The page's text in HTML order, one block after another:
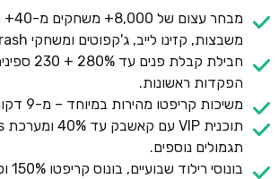
מבחר
משבצות, קזינו לייב, ג'קפוטים ומשחקי crash.
הפקדות ראשונות.
משיכות קריפטו מהירות במיוחד – מ-9 דקות עד 34 שעות.
תגמולים נוספים.